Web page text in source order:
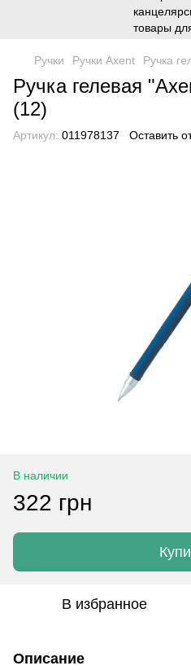
Ручки Ручки Axent Ручка
Ручка гелевая
(12)
Артикул: 011978137 Оставить
В наличии
322 грн
В избранное
Описание